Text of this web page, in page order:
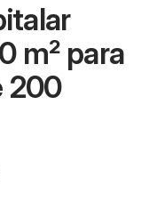
m² para
200